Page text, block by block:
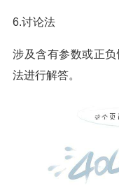
6.讨论法
涉及含有参数或正
法进行解答。